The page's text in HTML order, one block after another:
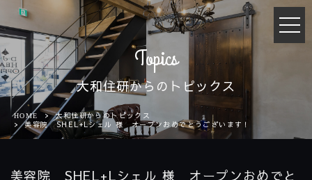
Topics
大和住研からのトピックス
HOME
大和住研からのトピックス
美容院 SHEL+Lシェル 様 オープンおめでとうございます！
美容院 SHEL+Lシェル 様 オープンおめでと
t
o
a